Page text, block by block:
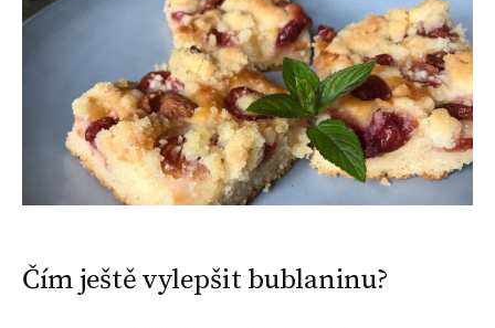
Čím ještě vylepšit bublaninu?